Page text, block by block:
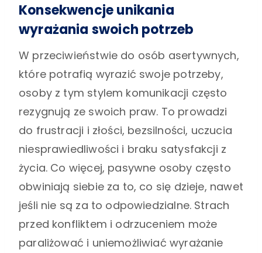
Konsekwencje unikania
wyrażania swoich potrzeb
W przeciwieństwie do osób asertywnych,
które potrafią wyrazić swoje potrzeby,
osoby z tym stylem komunikacji często
rezygnują ze swoich praw. To prowadzi
do frustracji i złości, bezsilności, uczucia
niesprawiedliwości i braku satysfakcji z
życia. Co więcej, pasywne osoby często
obwiniają siebie za to, co się dzieje, nawet
jeśli nie są za to odpowiedzialne. Strach
przed konfliktem i odrzuceniem może
paraliżować i uniemożliwiać wyrażanie